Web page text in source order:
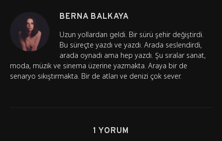
BERNA BALKAYA
Uzun yollardan geldi. Bir sürü şehir değiştirdi.
Bu süreçte yazdı ve yazdı. Arada seslendirdi,
arada oynadı ama hep yazdı. Şu sıralar sanat,
moda, müzik ve sinema üzerine yazmakta. Araya bir de
senaryo sıkıştırmakta. Bir de atları ve denizi çok sever.
1 YORUM